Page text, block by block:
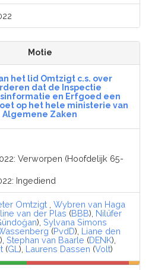
Motie
het lid Omtzigt c.s. over
dat de Inspectie
en Erfgoed een
op het hele ministerie van
Algemene Zaken
Verworpen (Hoofdelijk 65-
Ingediend
Omtzigt ,Wybren van Haga
van der Plas (BBB), Nilüfer
),Sylvana Simons
(PvdD), Liane den
),Stephan van Baarle (DENK),
(GL), Laurens Dassen (Volt)